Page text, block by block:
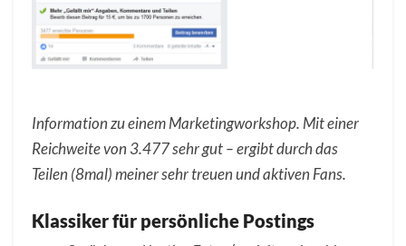
Information zu einem Marketingworkshop. Mit einer
Reichweite von 3.477 sehr gut – ergibt durch das
Teilen (8mal) meiner sehr treuen und aktiven Fans.
Klassiker für persönliche Postings